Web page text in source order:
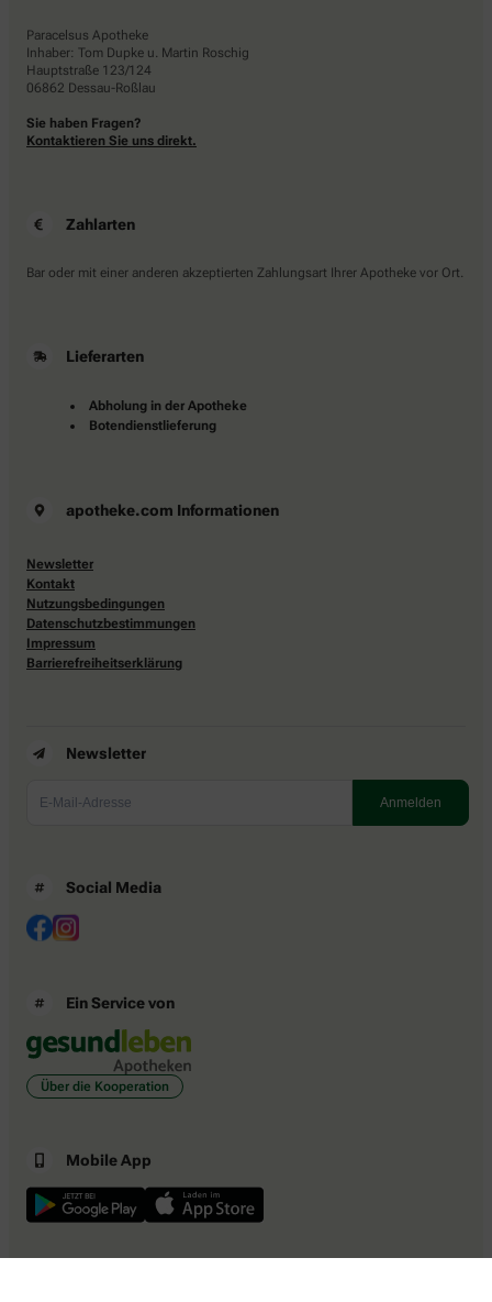
Paracelsus Apotheke
Inhaber: Tom Dupke u. Martin Roschig
Hauptstraße 123/124
06862 Dessau-Roßlau
Sie haben Fragen?
Kontaktieren Sie uns direkt.
Zahlarten
Bar oder mit einer anderen akzeptierten Zahlungsart Ihrer Apotheke vor Ort.
Lieferarten
Abholung in der Apotheke
Botendienstlieferung
apotheke.com Informationen
Newsletter
Kontakt
Nutzungsbedingungen
Datenschutzbestimmungen
Impressum
Barrierefreiheitserklärung
Newsletter
Social Media
Ein Service von
Über die Kooperation
Mobile App